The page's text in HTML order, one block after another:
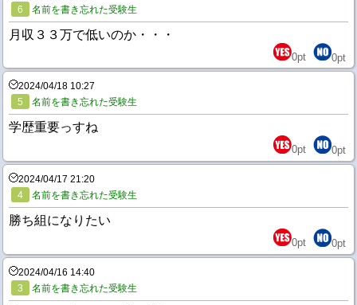
6
名前を書き忘れた受験生
月収３３万で低いのか・・・
0pt 0pt
2024/04/18 10:27
5
名前を書き忘れた受験生
学歴重要っすね
0pt 0pt
2024/04/17 21:20
4
名前を書き忘れた受験生
勝ち組になりたい
0pt 0pt
2024/04/16 14:40
3
名前を書き忘れた受験生